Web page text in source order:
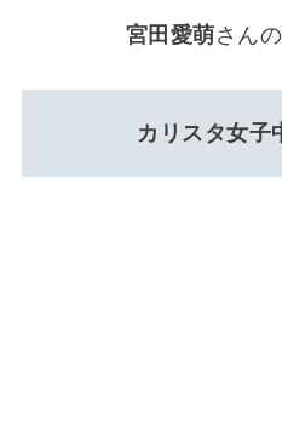
宮田愛萌さんの
カリスタ女子